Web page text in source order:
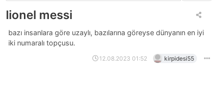
lionel messi
bazı insanlara göre uzaylı, bazılarına göreyse dünyanın en iyi
iki numaralı topçusu.
12.08.2023 01:52 kirpidesi55